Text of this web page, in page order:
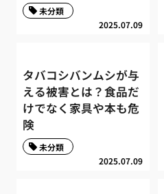
2025.07.09
未分類
タバコシバンムシが与
える被害とは？食品だ
けでなく家具や本も危
険
2025.07.09
未分類